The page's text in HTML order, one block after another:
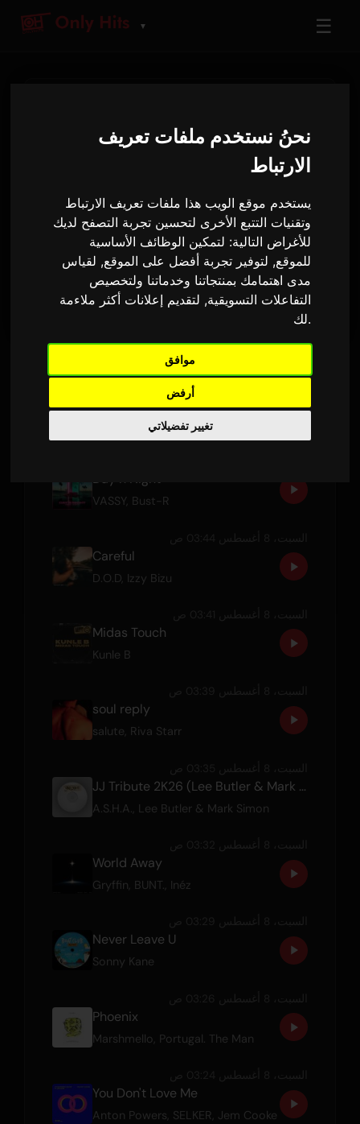
نحنُ نستخدم ملفات تعريف
الارتباط
يستخدم موقع الويب هذا ملفات تعريف الارتباط
وتقنيات التتبع الأخرى لتحسين تجربة التصفح لديك
للأغراض التالية: لتمكين الوظائف الأساسية
للموقع, لتوفير تجربة أفضل على الموقع, لقياس
مدى اهتمامك بمنتجاتنا وخدماتنا ولتخصيص
التفاعلات التسويقية, لتقديم إعلانات أكثر ملاءمة
لك.
موافق
أرفض
تغيير تفضيلاتي
▼ ☰
تم تشغيله مؤخرًا على Only Hits
أحدث المسارات المعروضة على الهواء
20
الترددات الأخيرة
الآن فقط
آخر مقطوعة
Mxddie
Day n Night
VASSY Bust-R
السبت، 8 أغسطس 03:44 ص
Careful
D.O.D Izzy Bizu
السبت، 8 أغسطس 03:41 ص
Midas Touch
Kunle B
السبت، 8 أغسطس 03:39 ص
soul reply
salute Riva Starr
السبت، 8 أغسطس 03:35 ص
JJ Tribute 2K26 (Lee Butler & Mark Simon RMX)
A.S.H.A., Lee Butler & Mark Simon
السبت، 8 أغسطس 03:32 ص
World Away
Gryffin BUNT. Inéz
السبت، 8 أغسطس 03:29 ص
Never Leave U
Sonny Kane
السبت، 8 أغسطس 03:26 ص
Phoenix
Marshmello Portugal. The Man
السبت، 8 أغسطس 03:24 ص
You Don't Love Me
Anton Powers SELKER Jem Cooke